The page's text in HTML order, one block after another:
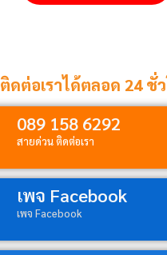
ติดต่อเราได้ตลอด 24 ชั่
089 158 6292
สายด่วน ติดต่อเรา
เพจ Facebook
เพจ Facebook